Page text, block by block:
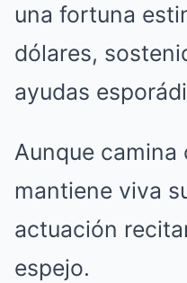
una fortuna
dólares,
ayudas
Aunque
mantiene viva
actuación
espejo.